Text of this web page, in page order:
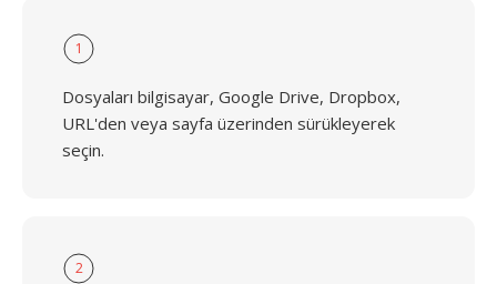
1
Dosyaları bilgisayar, Google Drive, Dropbox,
URL'den veya sayfa üzerinden sürükleyerek
seçin.
2